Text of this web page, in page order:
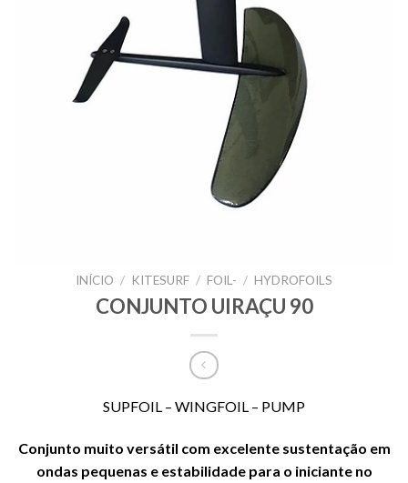
INÍCIO / KITESURF / FOIL- / HYDROFOILS
CONJUNTO UIRAÇU 90
SUPFOIL – WINGFOIL – PUMP
Conjunto muito versátil com excelente sustentação em
ondas pequenas e estabilidade para o iniciante no